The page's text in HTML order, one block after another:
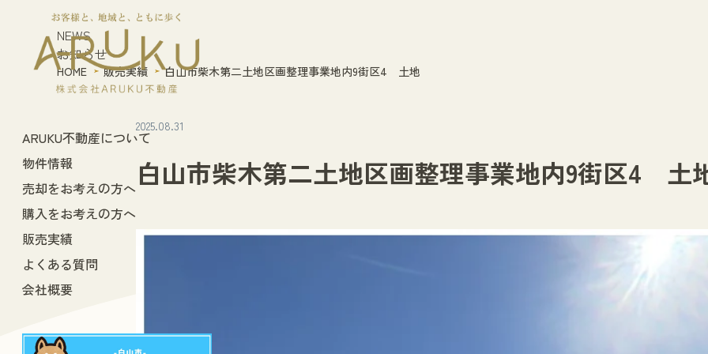
ARUKU不動産について
物件情報
売却をお考えの方へ
購入をお考えの方へ
販売実績
よくある質問
会社概要
NEWS
お知らせ
HOME 販売実績 白山市柴木第二土地区画整理事業地内9街区4 土地
2025.08.31
白山市柴木第二土地区画整理事業地内9街区4 土